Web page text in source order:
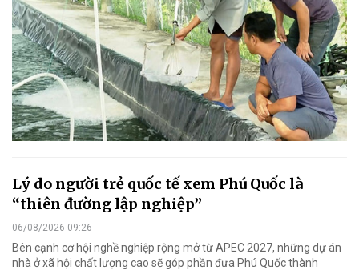
Lý do người trẻ quốc tế xem Phú Quốc là
“thiên đường lập nghiệp”
06/08/2026 09:26
Bên cạnh cơ hội nghề nghiệp rộng mở từ APEC 2027, những dự án
nhà ở xã hội chất lượng cao sẽ góp phần đưa Phú Quốc thành